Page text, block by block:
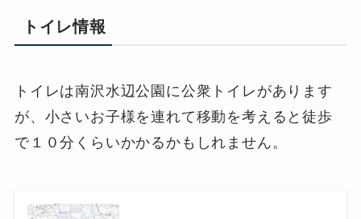
トイレ情報
トイレは南沢水辺公園に公衆トイレがあります
が、小さいお子様を連れて移動を考えると徒歩
で１０分くらいかかるかもしれません。